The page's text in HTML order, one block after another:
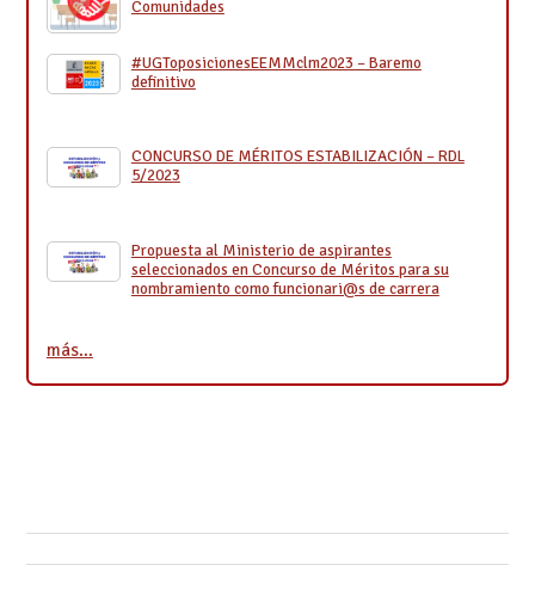
Comunidades
#UGToposicionesEEMMclm2023 – Baremo
definitivo
CONCURSO DE MÉRITOS ESTABILIZACIÓN – RDL
5/2023
Propuesta al Ministerio de aspirantes
seleccionados en Concurso de Méritos para su
nombramiento como funcionari@s de carrera
más…